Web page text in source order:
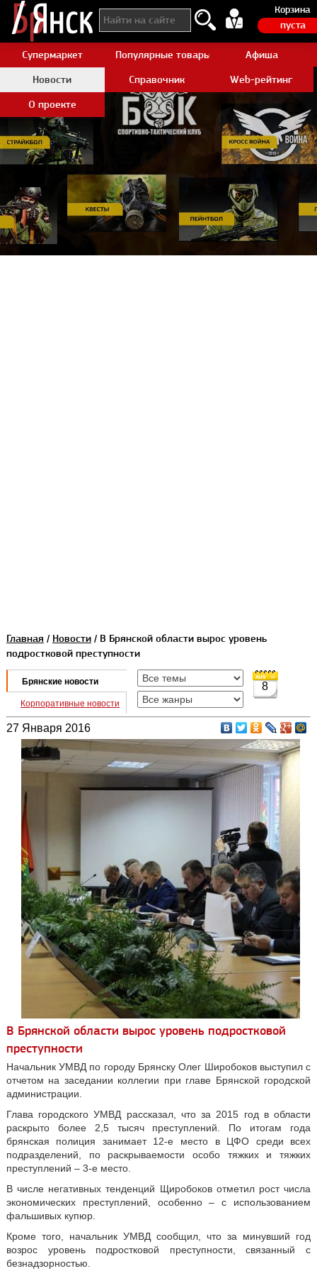
Корзина
пуста
Супермаркет Популярные товары AliexpressАфиша
Новости
Справочник
Web-рейтинг
О проекте
Главная / Новости/ В Брянской области вырос уровень
подростковой преступности
Брянские новости
Корпоративные новости
8
27 Января 2016
В Брянской области вырос уровень подростковой
преступности
Начальник УМВД по городу Брянску Олег Широбоков выступил с
отчетом на заседании коллегии при главе Брянской городской
администрации.
Глава городского УМВД рассказал, что за 2015 год в области
раскрыто более 2,5 тысяч преступлений. По итогам года
брянская полиция занимает 12-е место в ЦФО среди всех
подразделений, по раскрываемости особо тяжких и тяжких
преступлений – 3-е место.
В числе негативных тенденций Щиробоков отметил рост числа
экономических преступлений, особенно – с использованием
фальшивых купюр.
Кроме того, начальник УМВД сообщил, что за минувший год
возрос уровень подростковой преступности, связанный с
безнадзорностью.